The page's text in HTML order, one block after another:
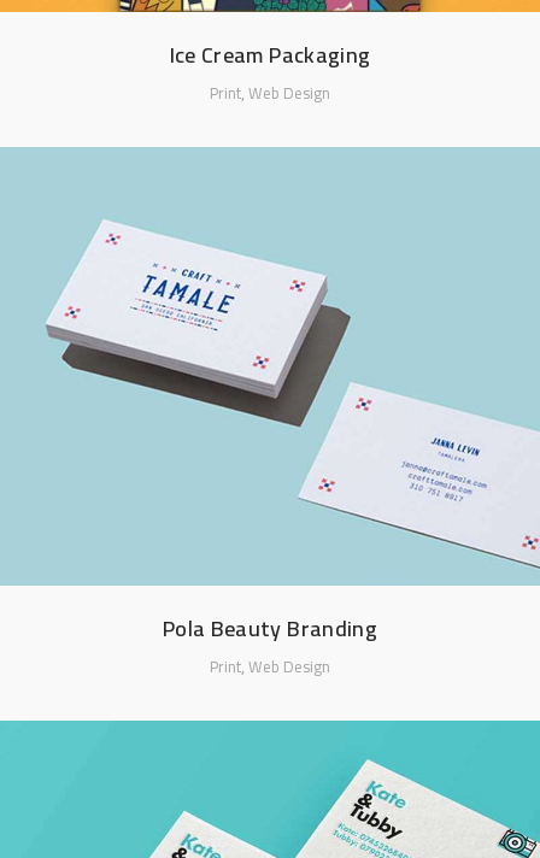
Ice Cream Packaging
Print,Web Design
Pola Beauty Branding
Print,Web Design